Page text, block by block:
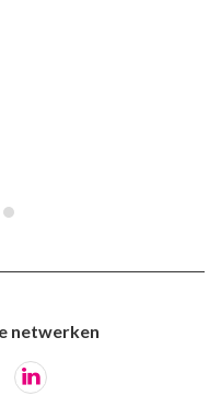
netwerken